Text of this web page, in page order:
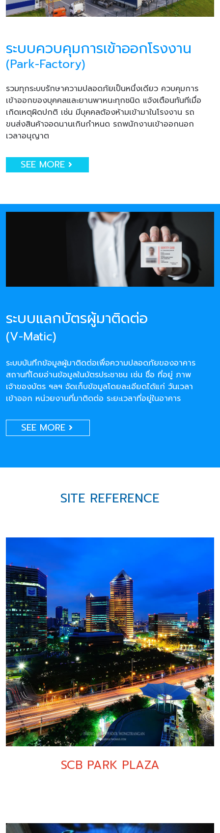
ระบบควบคุมการเข้าออกโรงงาน
(Park-Factory)
รวมทุกระบบรักษาความปลอดภัยเป็นหนึ่งเดียว ควบคุมการ
เข้าออกของบุคคลและยานพาหนะทุกชนิด แจ้งเตือนทันทีเมื่อ
เกิดเหตุผิดปกติ เช่น มีบุคคลต้องห้ามเข้ามาในโรงงาน รถ
ขนส่งสินค้าจอดนานเกินกำหนด รถพนักงานเข้าออกนอก
เวลาอนุญาต
SEE MORE
ระบบแลกบัตรผู้มาติดต่อ
(V-Matic)
ระบบบันทึกข้อมูลผู้มาติดต่อเพื่อความปลอดภัยของอาคาร
สถานที่โดยอ่านข้อมูลในบัตรประชาชน เช่น ชื่อ ที่อยู่ ภาพ
เจ้าของบัตร ฯลฯ จัดเก็บข้อมูลโดยละเอียดได้แก่ วันเวลา
เข้าออก หน่วยงานที่มาติดต่อ ระยะเวลาที่อยู่ในอาคาร
SEE MORE
SITE REFERENCE
SCB PARK PLAZA